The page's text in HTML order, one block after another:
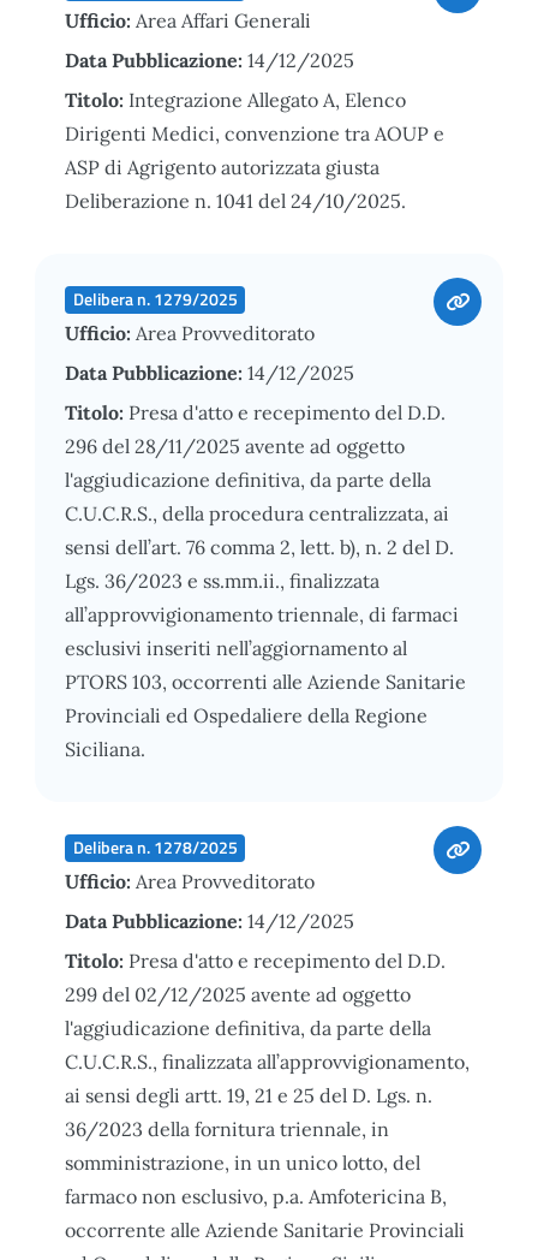
Ufficio: Area Affari Generali
Data Pubblicazione: 14/12/2025
Titolo: Integrazione Allegato A, Elenco
Dirigenti Medici, convenzione tra AOUP e
ASP di Agrigento autorizzata giusta
Deliberazione n. 1041 del 24/10/2025.
Delibera n. 1279/2025
Ufficio: Area Provveditorato
Data Pubblicazione: 14/12/2025
Titolo: Presa d'atto e recepimento del D.D.
296 del 28/11/2025 avente ad oggetto
l'aggiudicazione definitiva, da parte della
C.U.C.R.S., della procedura centralizzata, ai
sensi dell’art. 76 comma 2, lett. b), n. 2 del D.
Lgs. 36/2023 e ss.mm.ii., finalizzata
all’approvvigionamento triennale, di farmaci
esclusivi inseriti nell’aggiornamento al
PTORS 103, occorrenti alle Aziende Sanitarie
Provinciali ed Ospedaliere della Regione
Siciliana.
Delibera n. 1278/2025
Ufficio: Area Provveditorato
Data Pubblicazione: 14/12/2025
Titolo: Presa d'atto e recepimento del D.D.
299 del 02/12/2025 avente ad oggetto
l'aggiudicazione definitiva, da parte della
C.U.C.R.S., finalizzata all’approvvigionamento,
ai sensi degli artt. 19, 21 e 25 del D. Lgs. n.
36/2023 della fornitura triennale, in
somministrazione, in un unico lotto, del
farmaco non esclusivo, p.a. Amfotericina B,
occorrente alle Aziende Sanitarie Provinciali